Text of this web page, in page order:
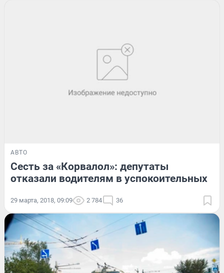
АВТО
Сесть за «Корвалол»: депутаты
отказали водителям в успокоительных
29 марта, 2018, 09:09 2 784 36